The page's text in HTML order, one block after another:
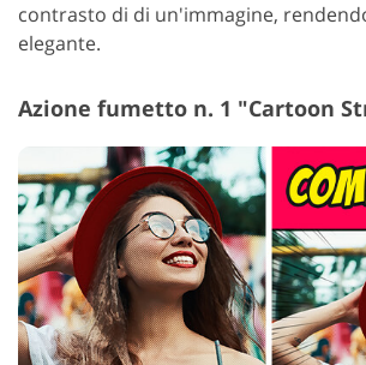
contrasto di di un'immagine,
elegante.
Azione fumetto n. 1 "Cartoon